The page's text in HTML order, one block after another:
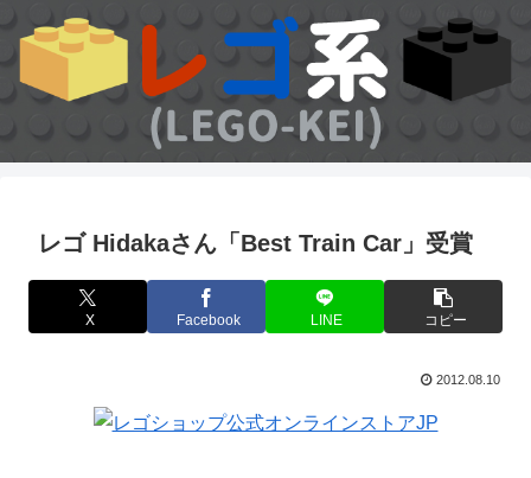
レゴ Hidakaさん「Best Train Car」受賞
X Facebook LINE コピー
2012.08.10